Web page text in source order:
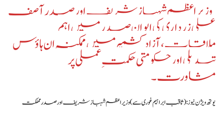
وزیراعظم شہباز شریف اور صدر آصف
علی زرداری کی ایوانِ صدر میں اہم
ملاقات، آزاد کشمیر میں ممکنہ ان ہاؤس
تبدیلی اور حکومتی حکمتِ عملی پر
مشاورت۔
یوتھ ویژن نیوز:(ثاقب ابراہیم غوری سے)وزیراعظم شہباز شریف اورصدر مملکت